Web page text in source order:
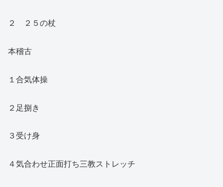
２ ２５の杖
本稽古
１合気体操
２足捌き
３受け身
４気合わせ正面打ち三教ストレッチ